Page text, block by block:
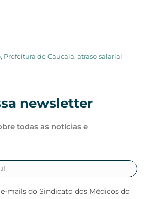
, Prefeitura de Caucaia. atraso salarial
newsletter
todas as notícias e
mails do Sindicato dos Médicos do